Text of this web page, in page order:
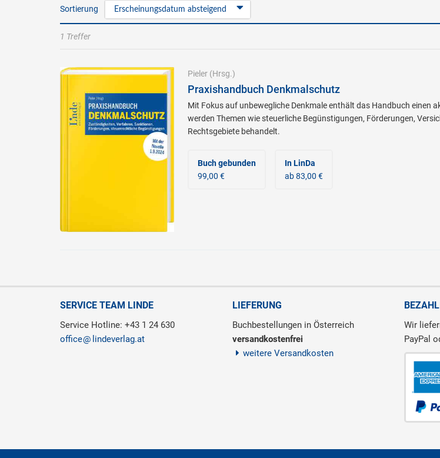
Sortierung Erscheinungsdatum absteigend
1 Treffer
Pieler(Hrsg.)
Praxishandbuch Denkmalschutz
Mit Fokus auf unbewegliche Denkmale enthält das Handbuch einen
werden Themen wie steuerliche Begünstigungen, Förderungen,
Rechtsgebiete behandelt.
Buch gebunden
99,00 €
In LinDa
ab 83,00 €
SERVICE TEAM LINDE
Service Hotline: +43 1 24 630
office
lindeverlag.at
LIEFERUNG
Buchbestellungen in Österreich
versandkostenfrei
weitere Versandkosten
Wir
PayPal